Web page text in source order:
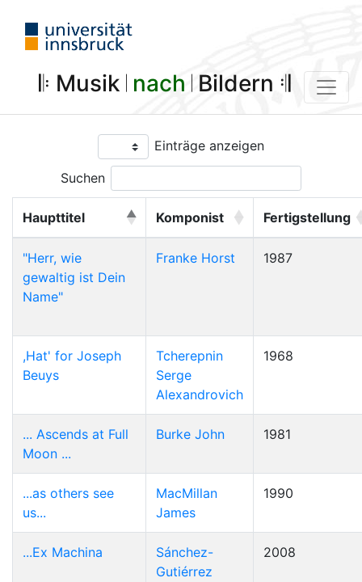
𝄆 Musik 𝄀 nach 𝄀 Bildern 𝄇
Einträge anzeigen
Suchen
Haupttitel Komponist Fertigstellung
"Herr, wie
gewaltig ist Dein
Name"
Franke Horst 1987
,Hat' for Joseph
Beuys
Tcherepnin
Serge
Alexandrovich
1968
... Ascends at Full
Moon ...
Burke John 1981
...as others see
us...
MacMillan
James
1990
...Ex Machina
Sánchez-
Gutiérrez
2008